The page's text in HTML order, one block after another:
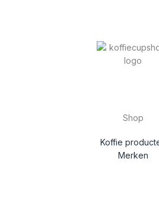
Shop
Koffie
Merken